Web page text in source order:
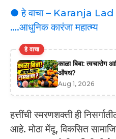
● हे वाचा – Karanja Lad
….आधुनिक कारंजा महात्म्य
हे वाचा
काळा बिबा: त्वचारोग
औषध?
Aug 1, 2026
हत्तींची स्मरणशक्ती ही
आहे. मोठा मेंदू, विकसित